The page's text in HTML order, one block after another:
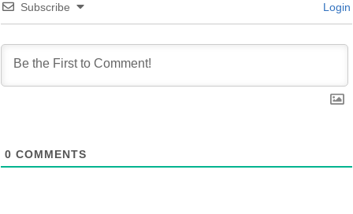
Subscribe Login
0 COMMENTS